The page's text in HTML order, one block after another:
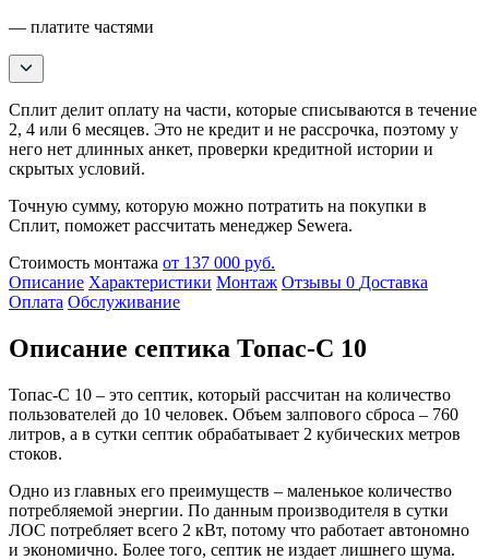
— платите частями
Сплит делит оплату на части, которые списываются в течение
2, 4 или 6 месяцев. Это не кредит и не рассрочка, поэтому у
него нет длинных анкет, проверки кредитной истории и
скрытых условий.
Точную сумму, которую можно потратить на покупки в
Сплит, поможет рассчитать менеджер Sewera.
Стоимость монтажа от 137 000 руб.
Описание Характеристики Монтаж Отзывы 0 Доставка
Оплата Обслуживание
Описание септика Топас-С 10
Топас-С 10 – это септик, который рассчитан на количество
пользователей до 10 человек. Объем залпового сброса – 760
литров, а в сутки септик обрабатывает 2 кубических метров
стоков.
Одно из главных его преимуществ – маленькое количество
потребляемой энергии. По данным производителя в сутки
ЛОС потребляет всего 2 кВт, потому что работает автономно
и экономично. Более того, септик не издает лишнего шума.